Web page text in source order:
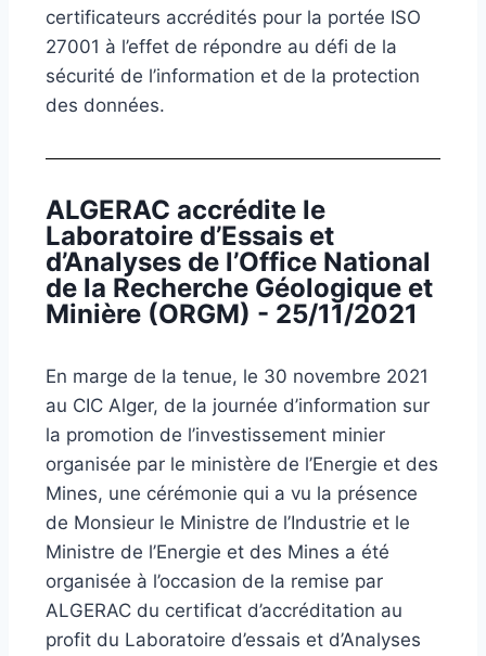
certificateurs accrédités pour la portée ISO
27001 à l’effet de répondre au défi de la
sécurité de l’information et de la protection
des données.
ALGERAC accrédite le
Laboratoire d’Essais et
d’Analyses de l’Office National
de la Recherche Géologique et
Minière (ORGM) - 25/11/2021
En marge de la tenue, le 30 novembre 2021
au CIC Alger, de la journée d’information sur
la promotion de l’investissement minier
organisée par le ministère de l’Energie et des
Mines, une cérémonie qui a vu la présence
de Monsieur le Ministre de l’Industrie et le
Ministre de l’Energie et des Mines a été
organisée à l’occasion de la remise par
ALGERAC du certificat d’accréditation au
profit du Laboratoire d’essais et d’Analyses